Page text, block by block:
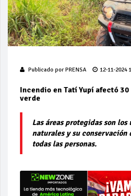
Publicado por PRENSA 12-11-2024
Incendio en Tatí Yupí afectó
verde
Las áreas protegidas son
naturales y su conservación
todas las personas.